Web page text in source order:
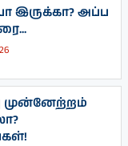
இருக்கா? அப்ப
முன்னேற்றம்